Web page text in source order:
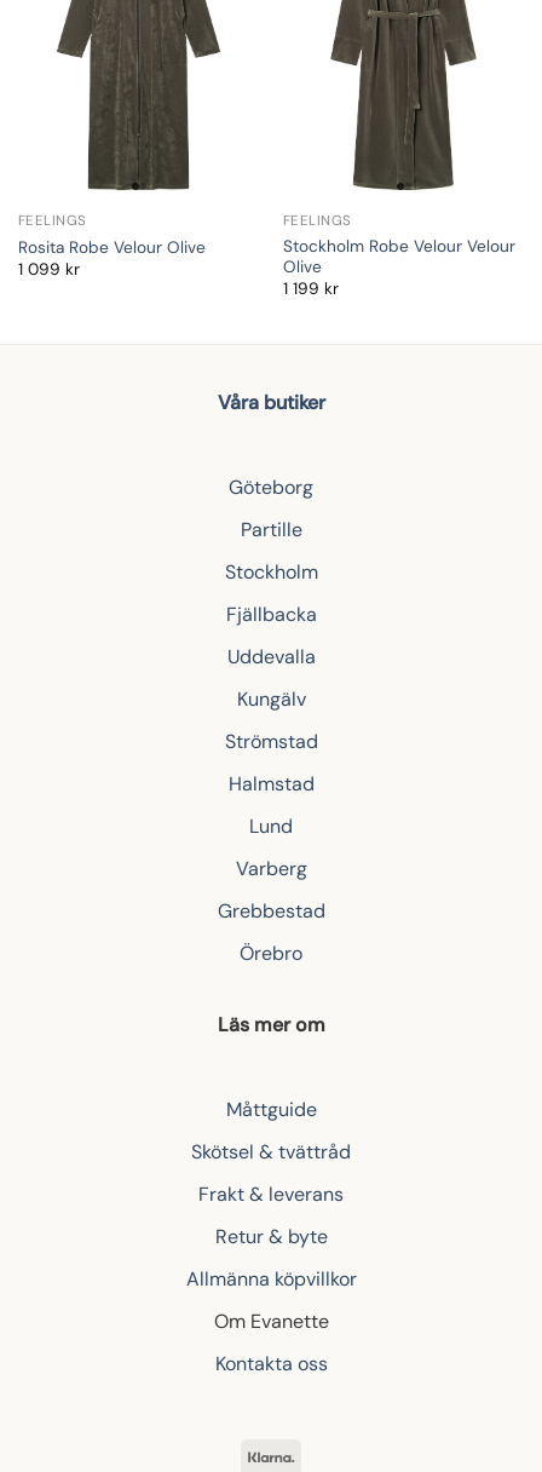
FEELINGS
Rosita Robe Velour Olive
1 099 kr
FEELINGS
Stockholm Robe Velour Velour
Olive
1 199 kr
Våra butiker
Göteborg
Partille
Stockholm
Fjällbacka
Uddevalla
Kungälv
Strömstad
Halmstad
Lund
Varberg
Grebbestad
Örebro
Läs mer om
Måttguide
Skötsel & tvättråd
Frakt & leverans
Retur & byte
Allmänna köpvillkor
Om Evanette
Kontakta oss